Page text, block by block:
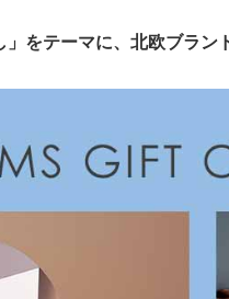
」をテーマに、北欧ブラ